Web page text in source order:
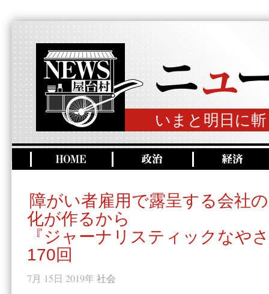
いまと明日に
障がい者雇用で露呈する会社
化が作るから
『ジャーナリスティックなや
170回
7月 15日 2019年 社会